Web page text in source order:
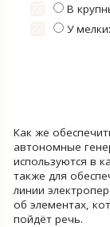
В
У
Как же
автономные
используются в
также для
линии
об элементах,
пойдёт речь.